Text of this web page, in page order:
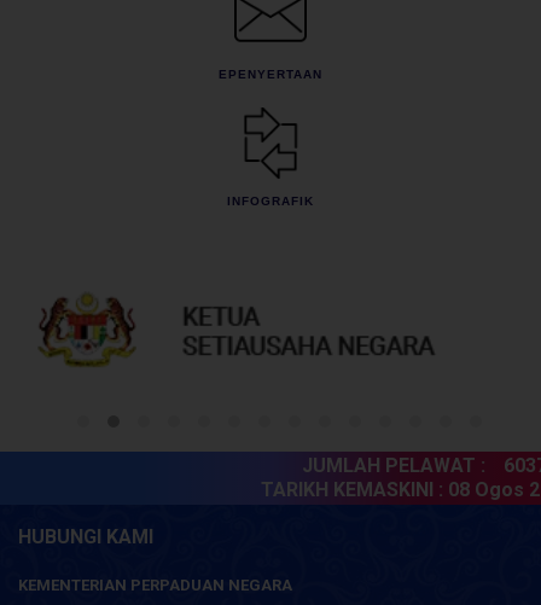
EPENYERTAAN
INFOGRAFIK
JUMLAH PELAWAT :
TARIKH KEMASKINI :08 Ogos
HUBUNGI KAMI
KEMENTERIAN PERPADUAN NEGARA